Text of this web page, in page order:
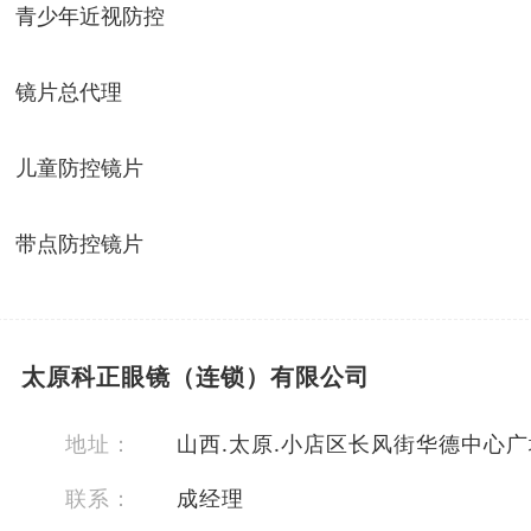
青少年近视防控
镜片总代理
儿童防控镜片
带点防控镜片
太原科正眼镜（连锁）有限公司
地址：
山西.太原.小店区长风街华德中心
联系：
成经理